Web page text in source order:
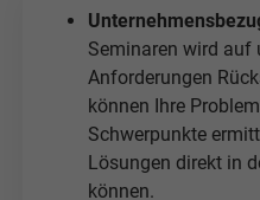
Seminaren wird auf
Anforderungen
können Ihre
Schwerpunkte
Lösungen direkt in
können.